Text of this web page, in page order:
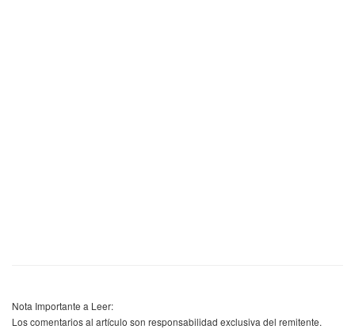
Nota Importante a Leer:
Los comentarios al artículo son responsabilidad exclusiva del remitente.